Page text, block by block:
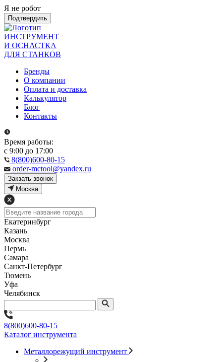
Я не робот
Подтвердить
ИНСТРУМЕНТ
И ОСНАСТКА
ДЛЯ СТАНКОВ
Бренды
О компании
Оплата и доставка
Калькулятор
Блог
Контакты
Время работы:
с 9:00 до 17:00
8(800)600-80-15
order-mctool@yandex.ru
Закзать звонок
Москва
Екатеринбург
Казань
Москва
Пермь
Самара
Санкт-Петербург
Тюмень
Уфа
Челябинск
8(800)600-80-15
Каталог инструмента
Металлорежущий инструмент